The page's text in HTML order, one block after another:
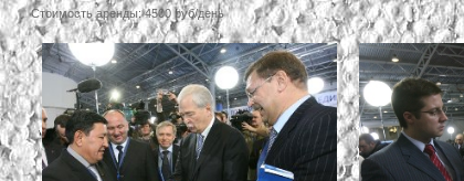
Стоимость аренды: 4500 руб/день